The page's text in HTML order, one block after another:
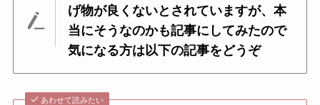
げ物が良くないとされていますが、本
当にそうなのかも記事にしてみたので
気になる方は以下の記事をどうぞ
あわせて読みたい